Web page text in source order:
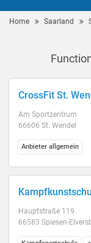
Home Saarland
CrossFit St.
Am Sportzentrum
66606 St. Wendel
Anbieter allgemein
Hauptstraße 119
66583 Spiesen-